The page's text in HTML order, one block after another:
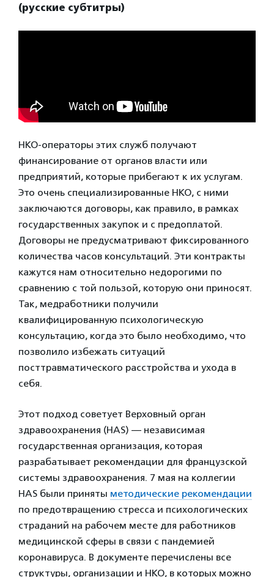
(русские субтитры)
НКО-операторы этих служб получают
финансирование от органов власти или
предприятий, которые прибегают к их услугам.
Это очень специализированные НКО, с ними
заключаются договоры, как правило, в рамках
государственных закупок и с предоплатой.
Договоры не предусматривают фиксированного
количества часов консультаций. Эти контракты
кажутся нам относительно недорогими по
сравнению с той пользой, которую они приносят.
Так, медработники получили
квалифицированную психологическую
консультацию, когда это было необходимо, что
позволило избежать ситуаций
посттравматического расстройства и ухода в
себя.
Этот подход советует Верховный орган
здравоохранения (HAS) — независимая
государственная организация, которая
разрабатывает рекомендации для французской
системы здравоохранения. 7 мая на коллегии
HAS были приняты методические рекомендации
по предотвращению стресса и психологических
страданий на рабочем месте для работников
медицинской сферы в связи с пандемией
коронавируса. В документе перечислены все
структуры, организации и НКО, в которых можно